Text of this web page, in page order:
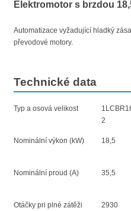
Elektromotor s brzdou
Automatizace vyžadující hladký
převodové motory.
Technické data
Typ a osová velikost
2
Nominální výkon (kW) 18,5
Nominální proud (A) 35,5
Otáčky pri plné zátěži
2930